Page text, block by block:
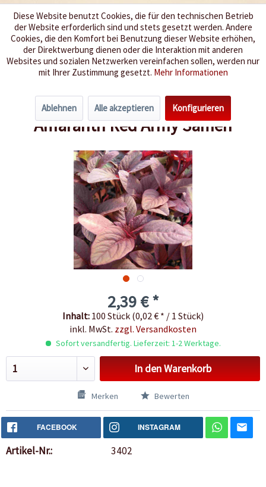
Wir würzen Ihr Leben
Menü
Übersicht Mais & Getreide
Amaranth Red Army Samen
2,39 € *
Inhalt: 100 Stück (0,02 € * / 1 Stück)
inkl. MwSt. zzgl. Versandkosten
Sofort versandfertig. Lieferzeit: 1-2 Werktage.
In denWarenkorb
Merken Bewerten
FACEBOOK INSTAGRAM
Artikel-Nr.: 3402
Diese Website benutzt Cookies, die für den technischen Betrieb
der Website erforderlich sind und stets gesetzt werden. Andere
Cookies, die den Komfort bei Benutzung dieser Website erhöhen,
der Direktwerbung dienen oder die Interaktion mit anderen
Websites und sozialen Netzwerken vereinfachen sollen, werden nur
mit Ihrer Zustimmung gesetzt. Mehr Informationen
Ablehnen Alle akzeptieren Konfigurieren